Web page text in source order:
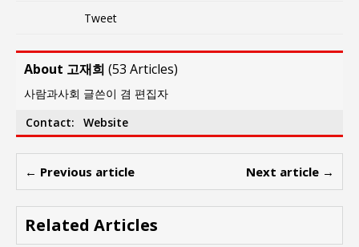
Tweet
About 고재희 (53 Articles)
사람과사회 글쓴이 겸 편집자
Contact:
Website
← Previous article Next article →
Related Articles